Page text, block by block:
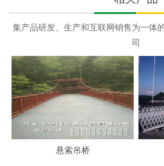
集产品研发、生产和互联网销售为一体
司
悬索吊桥